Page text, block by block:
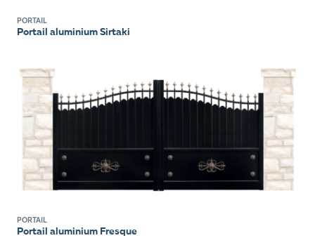
PORTAIL
Portail aluminium Sirtaki
PORTAIL
Portail aluminium Fresque